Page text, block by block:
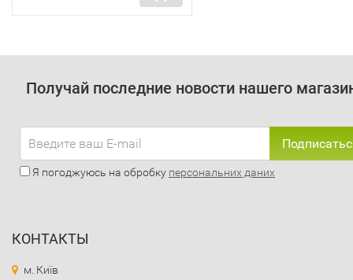
Получай последние новости нашего
Я погоджуюсь на обробку персональних даних
КОНТАКТЫ
м. Київ